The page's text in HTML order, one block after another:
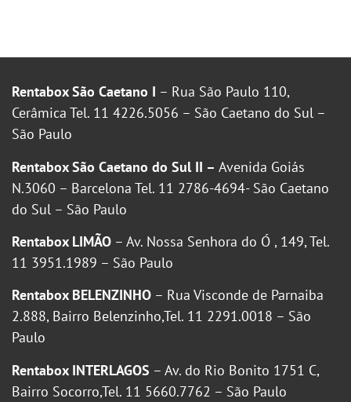
Rentabox São Caetano I – Rua São Paulo 110,
Cerâmica Tel. 11 4226.5056 – São Caetano do Sul –
São Paulo
Rentabox São Caetano do Sul II – Avenida Goiás
N.3060 – Barcelona Tel. 11 2786-4694- São Caetano
do Sul – São Paulo
Rentabox LIMÃO – Av. Nossa Senhora do Ó , 149, Tel.
11 3951.1989 – São Paulo
Rentabox BELENZINHO – Rua Visconde de Parnaiba
2.888, Bairro Belenzinho,Tel. 11 2291.0018 – São
Paulo
Rentabox INTERLAGOS – Av. do Rio Bonito 1751 C,
Bairro Socorro,Tel. 11 5660.7762 – São Paulo